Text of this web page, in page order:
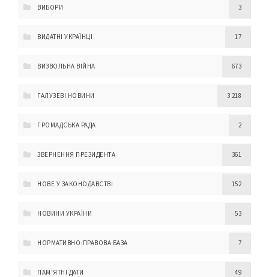
ВИБОРИ 3
ВИДАТНІ УКРАЇНЦІ 17
ВИЗВОЛЬНА ВІЙНА 673
ГАЛУЗЕВІ НОВИНИ 3 218
ГРОМАДСЬКА РАДА 2
ЗВЕРНЕННЯ ПРЕЗИДЕНТА 361
НОВЕ У ЗАКОНОДАВСТВІ 152
НОВИНИ УКРАЇНИ 53
НОРМАТИВНО-ПРАВОВА БАЗА 7
ПАМ'ЯТНІ ДАТИ 49